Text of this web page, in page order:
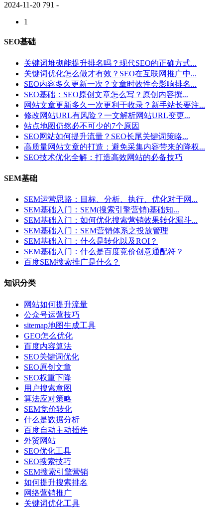
2024-11-20 791 -
1
SEO基础
关键词堆砌能提升排名吗？现代SEO的正确方式...
关键词优化怎么做才有效？SEO在互联网推广中...
SEO内容多久更新一次？文章时效性会影响排名...
SEO基础：SEO原创文章怎么写？原创内容撰...
网站文章更新多久一次更利于收录？新手站长要注...
修改网站URL有风险？一文解析网站URL变更...
站点地图仍然必不可少的7个原因
SEO网站如何提升流量？SEO长尾关键词策略...
高质量网站文章的打造：避免采集内容带来的降权...
SEO技术优化全解：打造高效网站的必备技巧
SEM基础
SEM运营思路：目标、分析、执行、优化对于网...
SEM基础入门：SEM(搜索引擎营销)基础知...
SEM基础入门：如何优化搜索营销效果转化漏斗...
SEM基础入门：SEM营销体系之投放管理
SEM基础入门：什么是转化以及ROI？
SEM基础入门：什么是百度竞价创意通配符？
百度SEM搜索推广是什么？
知识分类
网站如何提升流量
公众号运营技巧
sitemap地图生成工具
GEO怎么优化
百度内容算法
SEO关键词优化
SEO原创文章
SEO权重下降
用户搜索意图
算法应对策略
SEM竞价转化
什么是数据分析
百度自动主动插件
外贸网站
SEO优化工具
SEO搜索技巧
SEM搜索引擎营销
如何提升搜索排名
网络营销推广
关键词优化工具